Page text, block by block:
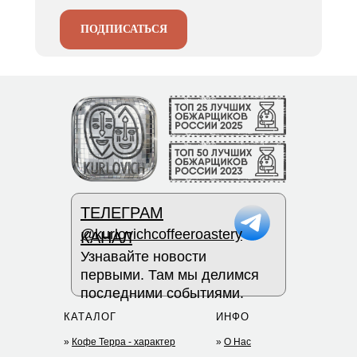
ПОДПИСАТЬСЯ
КАТАЛОГ
» Кофе Терра - характер
ИНФО
» О Нас
Узнавайте новости
первыми. Там мы делимся
последними событиями.
@kurlovichcoffeeroastery
ТЕЛЕГРАМ
КАНАЛ